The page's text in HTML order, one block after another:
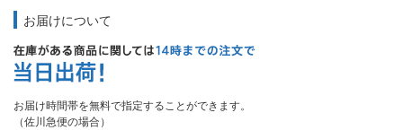
お届けについて
お届け時間帯を無料で指定することができます。
（佐川急便の場合）